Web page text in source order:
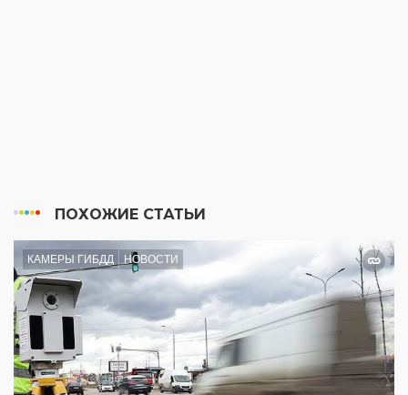
ПОХОЖИЕ СТАТЬИ
КАМЕРЫ ГИБДД НОВОСТИ